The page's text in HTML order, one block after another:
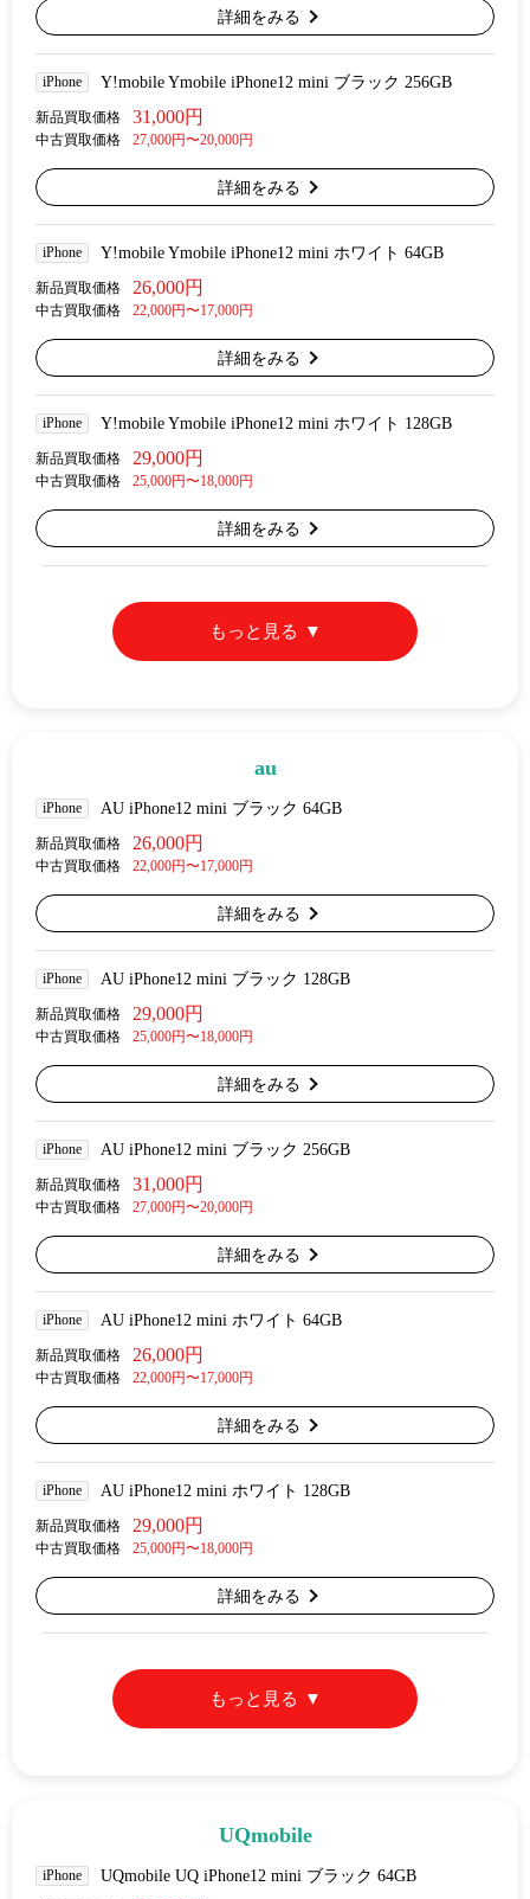
詳細をみる
iPhone Y!mobile Ymobile iPhone12 mini ブラック 256GB
新品買取価格 31,000円
中古買取価格 27,000円〜20,000円
詳細をみる
iPhone Y!mobile Ymobile iPhone12 mini ホワイト 64GB
新品買取価格 26,000円
中古買取価格 22,000円〜17,000円
詳細をみる
iPhone Y!mobile Ymobile iPhone12 mini ホワイト 128GB
新品買取価格 29,000円
中古買取価格 25,000円〜18,000円
詳細をみる
もっと見る
au
iPhone AU iPhone12 mini ブラック 64GB
新品買取価格 26,000円
中古買取価格 22,000円〜17,000円
詳細をみる
iPhone AU iPhone12 mini ブラック 128GB
新品買取価格 29,000円
中古買取価格 25,000円〜18,000円
詳細をみる
iPhone AU iPhone12 mini ブラック 256GB
新品買取価格 31,000円
中古買取価格 27,000円〜20,000円
詳細をみる
iPhone AU iPhone12 mini ホワイト 64GB
新品買取価格 26,000円
中古買取価格 22,000円〜17,000円
詳細をみる
iPhone AU iPhone12 mini ホワイト 128GB
新品買取価格 29,000円
中古買取価格 25,000円〜18,000円
詳細をみる
もっと見る
UQmobile
iPhone UQmobile UQ iPhone12 mini ブラック 64GB